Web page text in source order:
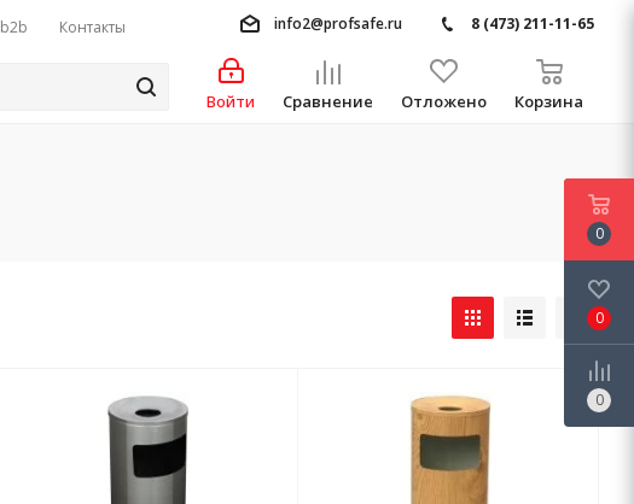
b2b Контакты info2@profsafe.ru 8 (473) 211-11-65
Войти Сравнение Отложено Корзина
0
0
0